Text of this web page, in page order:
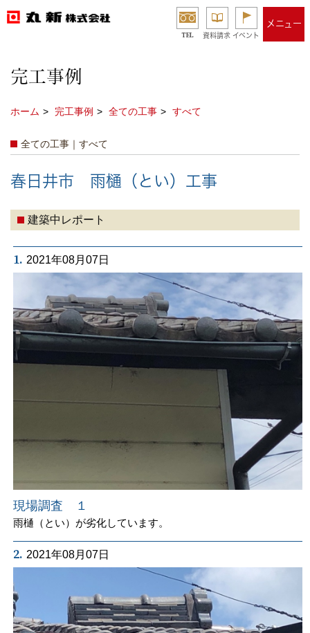
TEL 資料請求 イベント
メニュー
完工事例
ホーム 完工事例 全ての工事 すべて
全ての工事｜すべて
春日井市 雨樋（とい）工事
建築中レポート
1. 2021年08月07日
現場調査 １
雨樋（とい）が劣化しています。
2. 2021年08月07日